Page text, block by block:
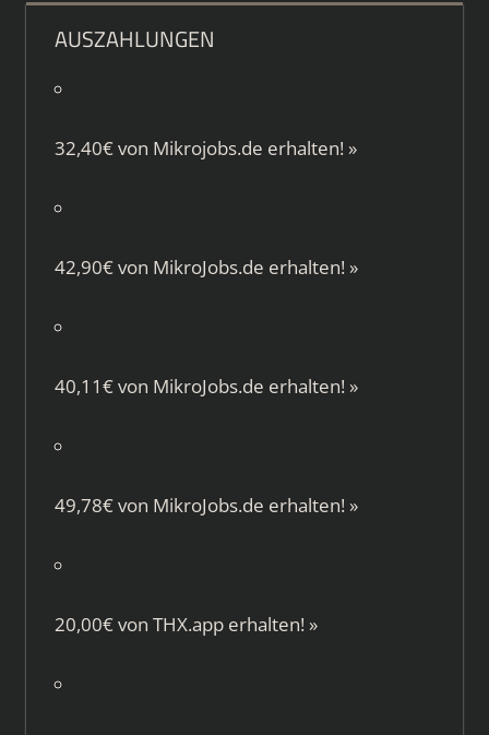
AUSZAHLUNGEN
32,40€ von Mikrojobs.de erhalten! »
42,90€ von MikroJobs.de erhalten! »
40,11€ von MikroJobs.de erhalten! »
49,78€ von MikroJobs.de erhalten! »
20,00€ von THX.apperhalten! »